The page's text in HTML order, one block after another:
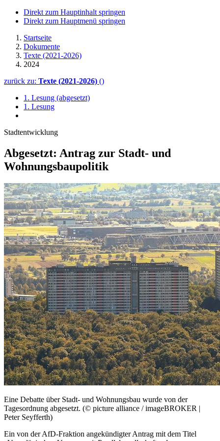
Direkt zum Hauptinhalt springen
Direkt zum Hauptmenü springen
Startseite
Dokumente
Texte (2021-2026)
2024
zurück zu: Texte (2021-2026) ()
1. Lesung (abgesetzt)
1. Lesung
Stadtentwicklung
Abgesetzt: Antrag zur Stadt- und
Wohnungs­bau­politik
Eine Debatte über Stadt- und Wohnungsbau wurde von der
Tagesordnung abgesetzt. (© picture alliance / imageBROKER |
Peter Seyfferth)
Ein von der AfD-Fraktion angekündigter Antrag mit dem Titel